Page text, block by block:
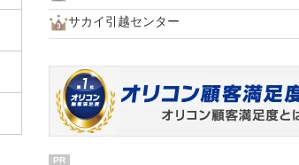
サカイ引越センター
PR